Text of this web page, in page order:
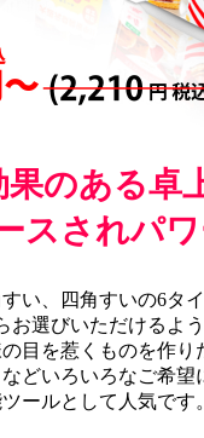
のある卓
スされパ
い、四角すいの6タ
選びいただけるよう
目を惹くものを作り
どいろいろなご希望
ールとして人気です。